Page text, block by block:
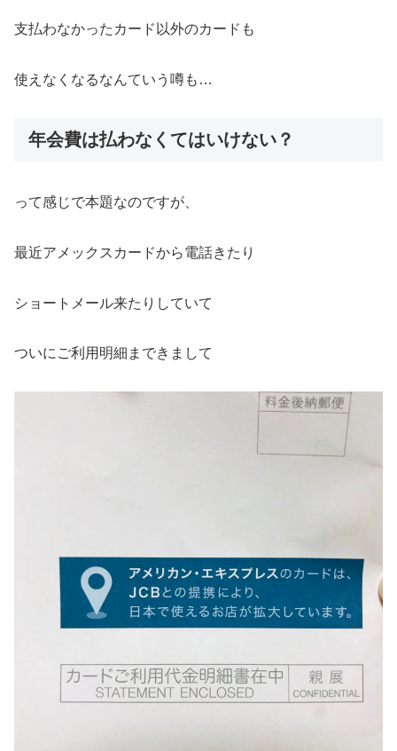
支払わなかったカード以外のカードも
使えなくなるなんていう噂も…
年会費は払わなくてはいけない？
って感じで本題なのですが、
最近アメックスカードから電話きたり
ショートメール来たりしていて
ついにご利用明細まできまして